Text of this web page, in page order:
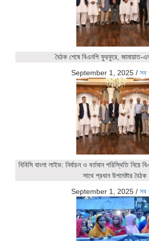
বৈঠক শেষে বিএনপি ফুরফুরে, জামায়াত-
September 1, 2025 / সব
বিবিসি বাংলা লাইভ: নির্বাচন ও বর্তমান পরিস্থিতি নিয়ে
সাথে প্রধান উপদেষ্টার বৈঠক
September 1, 2025 / সব